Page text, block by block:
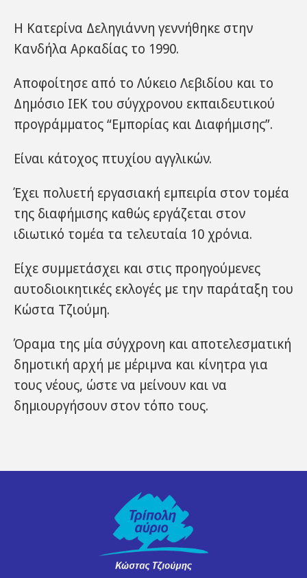
Η Κατερίνα Δεληγιάννη γεννήθηκε στην
Κανδήλα Αρκαδίας το 1990.
Αποφοίτησε από το Λύκειο Λεβιδίου και το
Δημόσιο ΙΕΚ του σύγχρονου εκπαιδευτικού
προγράμματος “Εμπορίας και Διαφήμισης”.
Είναι κάτοχος πτυχίου αγγλικών.
Έχει πολυετή εργασιακή εμπειρία στον τομέα
της διαφήμισης καθώς εργάζεται στον
ιδιωτικό τομέα τα τελευταία 10 χρόνια.
Είχε συμμετάσχει και στις προηγούμενες
αυτοδιοικητικές εκλογές με την παράταξη του
Κώστα Τζιούμη.
Όραμα της μία σύγχρονη και αποτελεσματική
δημοτική αρχή με μέριμνα και κίνητρα για
τους νέους, ώστε να μείνουν και να
δημιουργήσουν στον τόπο τους.